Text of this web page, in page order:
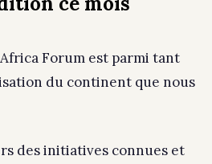
Forum est parmi tant
du continent que nous
des initiatives connues et